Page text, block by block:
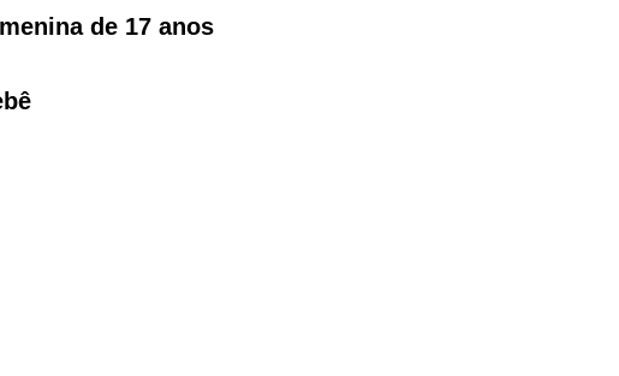
de 17 anos